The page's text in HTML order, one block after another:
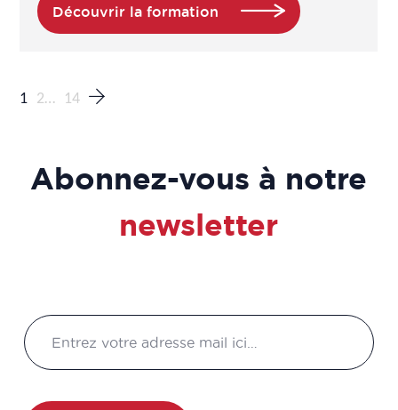
Découvrir la formation
1 2… 14
Abonnez-vous à notre
newsletter